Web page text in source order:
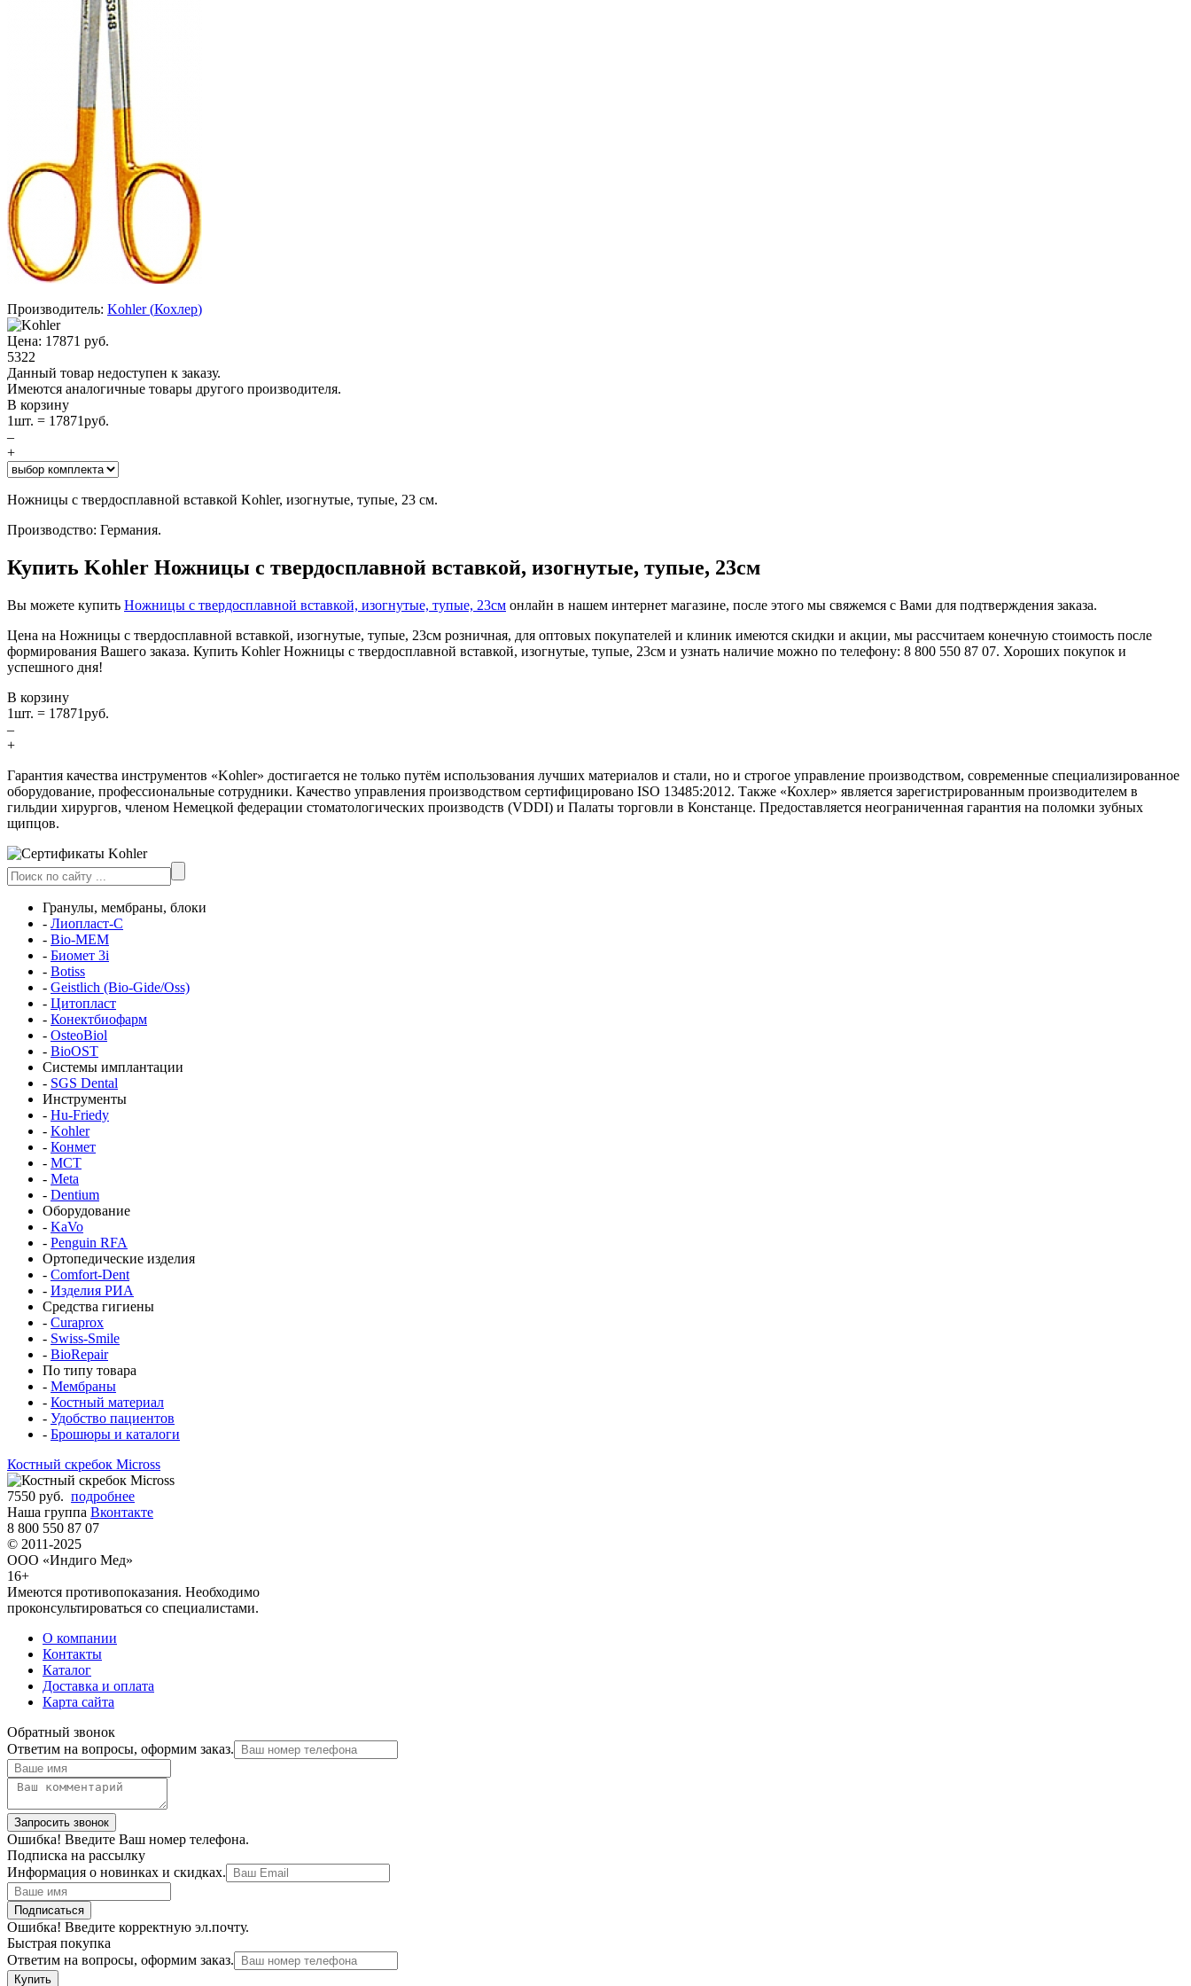
Производитель: Kohler(Кохлер)
Цена: 17871 руб.
5322
Данный товар недоступен к заказу.
Имеются аналогичные товары другого производителя.
В корзину
1шт. = 17871руб.
–
+
Ножницы с твердосплавной вставкой Kohler, изогнутые, тупые, 23 см.
Производство: Германия.
Купить Kohler Ножницы c твердосплавной вставкой, изогнутые, тупые, 23см
Вы можете купить Ножницы c твердосплавной вставкой, изогнутые, тупые, 23см онлайн в нашем интернет магазине, после этого мы свяжемся с Вами для подтверждения заказа.
Цена на Ножницы c твердосплавной вставкой, изогнутые, тупые, 23см розничная, для оптовых покупателей и клиник имеются скидки и акции, мы рассчитаем конечную стоимость после
формирования Вашего заказа. Купить Kohler Ножницы c твердосплавной вставкой, изогнутые, тупые, 23см и узнать наличие можно по телефону: 8 800 550 87 07. Хороших покупок и
успешного дня!
В корзину
1шт. = 17871руб.
–
+
Гарантия качества инструментов «Kohler» достигается не только путём использования лучших материалов и стали, но и строгое управление производством, современные специализированное
оборудование, профессиональные сотрудники. Качество управления производством сертифицировано ISO 13485:2012. Также «Кохлер» является зарегистрированным производителем в
гильдии хирургов, членом Немецкой федерации стоматологических производств (VDDI) и Палаты торговли в Констанце. Предоставляется неограниченная гарантия на поломки зубных
щипцов.
Гранулы, мембраны, блоки
- Лиопласт-С
- Bio-MEM
- Биомет 3i
- Botiss
- Geistlich (Bio-Gide/Oss)
- Цитопласт
- Конектбиофарм
- OsteoBiol
- BioOST
Системы имплантации
- SGS Dental
Инструменты
- Hu-Friedy
- Kohler
- Конмет
- MCT
- Meta
- Dentium
Оборудование
- KaVo
- Penguin RFA
Ортопедические изделия
- Comfort-Dent
- Изделия РИА
Средства гигиены
- Curaprox
- Swiss-Smile
- BioRepair
По типу товара
- Мембраны
- Костный материал
- Удобство пациентов
- Брошюры и каталоги
Костный скребок Micross
7550 руб. подробнее
Наша группа Вконтакте
8 800 550 87 07
© 2011-2025
ООО «Индиго Мед»
16+
Имеются противопоказания. Необходимо
проконсультироваться со специалистами.
О компании
Контакты
Каталог
Доставка и оплата
Карта сайта
Обратный звонок
Ответим на вопросы, оформим заказ.
Ошибка! Введите Ваш номер телефона.
Подписка на рассылку
Информация о новинках и скидках.
Ошибка! Введите корректную эл.почту.
Быстрая покупка
Ответим на вопросы, оформим заказ.